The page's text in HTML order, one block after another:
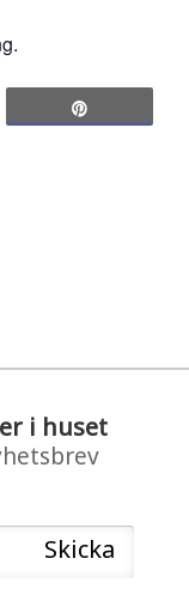
i huset